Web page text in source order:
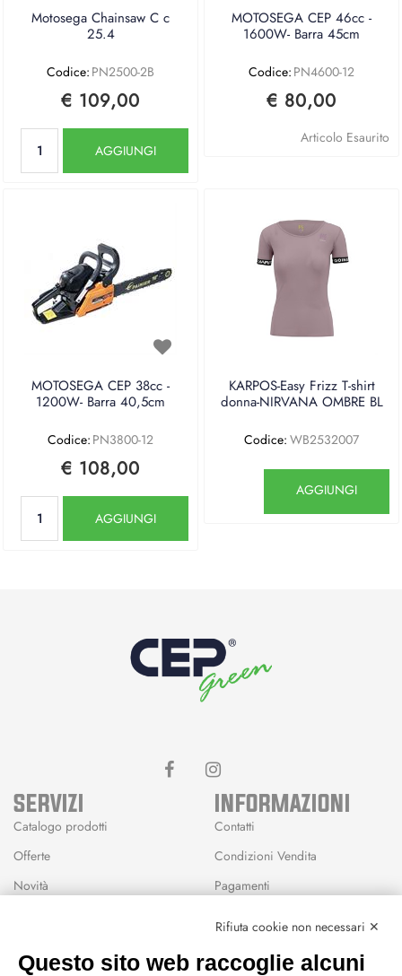
Motosega Chainsaw C c
25.4
Codice: PN2500-2B
€ 109,00
AGGIUNGI
MOTOSEGA CEP 46cc -
1600W- Barra 45cm
Codice: PN4600-12
€ 80,00
Articolo Esaurito
MOTOSEGA CEP 38cc -
1200W- Barra 40,5cm
Codice: PN3800-12
€ 108,00
AGGIUNGI
KARPOS-Easy Frizz T-shirt
donna-NIRVANA OMBRE BL
Codice: WB2532007
AGGIUNGI
SERVIZI
Catalogo prodotti
Offerte
Novità
INFORMAZIONI
Contatti
Condizioni Vendita
Pagamenti
Rifiuta cookie non necessari ✕
Questo sito web raccoglie alcuni